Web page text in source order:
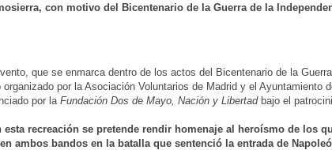
con motivo del Bicentenario de la Guerra de la
que se enmarca dentro de los actos del Bicentenario de la
organizado por la Asociación Voluntarios de Madrid y el Ayuntamiento
por la Fundación Dos de Mayo, Nación y Libertadbajo el
esta recreación se pretende rendir homenaje al heroísmo de los
ambos bandos en la batalla que sentenció la entrada de